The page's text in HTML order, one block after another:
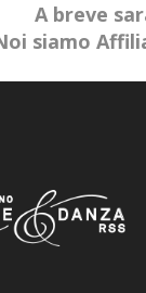
A breve
siamo